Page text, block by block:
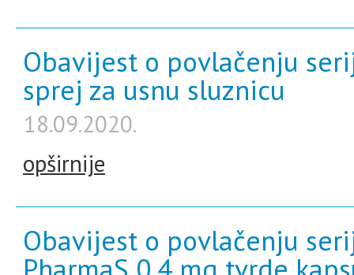
Obavijest o povlačenju
sprej za usnu sluznicu
18.09.2020.
opširnije
Obavijest o povlačenju